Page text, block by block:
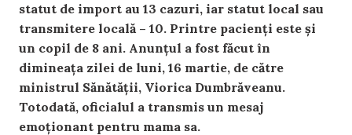
statut de import au 13 cazuri, iar statut local sau
transmitere locală – 10. Printre pacienți este și
un copil de 8 ani. Anunțul a fost făcut în
dimineața zilei de luni, 16 martie, de către
ministrul Sănătății, Viorica Dumbrăveanu.
Totodată, oficialul a transmis un mesaj
emoționant pentru mama sa.